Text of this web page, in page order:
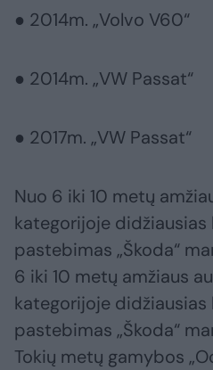
● 2014m. „Volvo V60“
● 2014m. „VW Passat“
● 2017m. „VW Passat“
Nuo 6 iki 10 metų
kategorijoje
pastebimas „Škoda“
6 iki 10 metų amžiaus
kategorijoje
pastebimas „Škoda“
Tokių metų gamybos